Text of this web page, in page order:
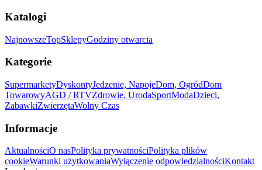
Katalogi
NajnowszeTopSklepyGodziny otwarcia
Kategorie
SupermarketyDyskontyJedzenie, NapojeDom, OgródDom
TowarowyAGD / RTVZdrowie, UrodaSportModaDzieci,
ZabawkiZwierzętaWolny Czas
Informacje
AktualnościO nasPolityka prywatnościPolityka plików
cookieWarunki użytkowaniaWyłączenie odpowiedzialnościKontakt